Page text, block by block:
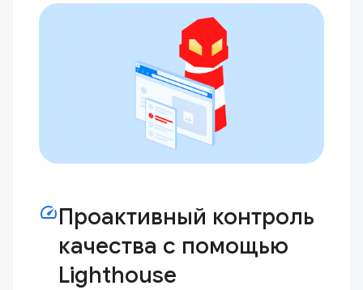
speedПроактивный контроль
качества с помощью
Lighthouse